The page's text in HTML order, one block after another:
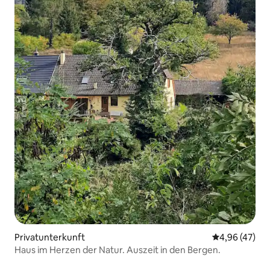
Privatunterkunft
4,96 (47)
Haus im Herzen der Natur. Auszeit in den Bergen.